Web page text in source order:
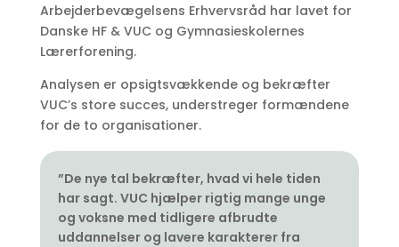
Arbejderbevægelsens Erhvervsråd har lavet for
Danske HF & VUC og Gymnasieskolernes
Lærerforening.
Analysen er opsigtsvækkende og bekræfter
VUC’s store succes, understreger formændene
for de to organisationer.
”De nye tal bekræfter, hvad vi hele tiden
har sagt. VUC hjælper rigtig mange unge
og voksne med tidligere afbrudte
uddannelser og lavere karakterer fra